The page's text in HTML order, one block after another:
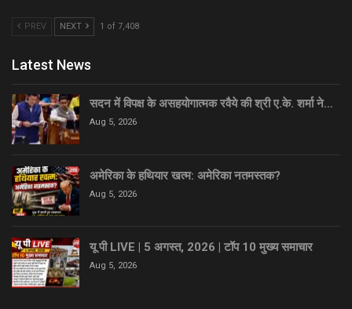
PREV NEXT 1 of 7,408
Latest News
सदन में विपक्ष के असहयोगात्मक रवैये की श्री ए.के. शर्मा ने…
Aug 5, 2026
अमेरिका के हथियार खत्म: अमेरिका नतमस्तक?
Aug 5, 2026
यू पी LIVE | 5 अगस्त, 2026 | टॉप 10 मुख्य समाचार
Aug 5, 2026